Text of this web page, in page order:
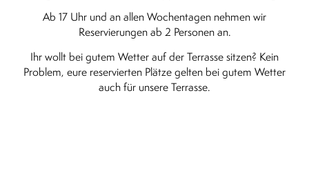
Ab 17 Uhr und an allen Wochentagen nehmen wir
Reservierungen ab 2 Personen an.
Ihr wollt bei gutem Wetter auf der Terrasse sitzen? Kein
Problem, eure reservierten Plätze gelten bei gutem Wetter
auch für unsere Terrasse.